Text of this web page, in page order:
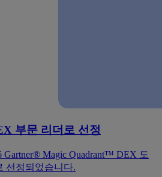
부문 리더로 선정
Gartner® Magic Quadrant™ DEX 도
선정되었습니다.